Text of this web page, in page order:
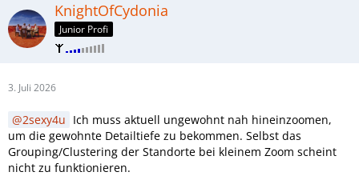
KnightOfCydonia
Junior Profi
3. Juli 2026
2sexy4u Ich muss aktuell ungewohnt nah hineinzoomen,
um die gewohnte Detailtiefe zu bekommen. Selbst das
Grouping/Clustering der Standorte bei kleinem Zoom scheint
nicht zu funktionieren.